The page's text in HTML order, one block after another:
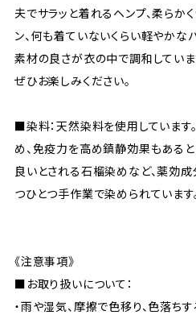
夫でサラッと着れるヘンプ、柔らか
ン、何も着ていないくらい軽やかな
素材の良さが衣の中で調和してい
ぜひお楽しみください。
■染料：天然染料を使用していま
め、免疫力を高め鎮静効果もある
良いとされる石榴染めなど、薬効
つひとつ手作業で染められています
《注意事項》
■お取り扱いについて：
・雨や湿気、摩擦で色移り、色落ち